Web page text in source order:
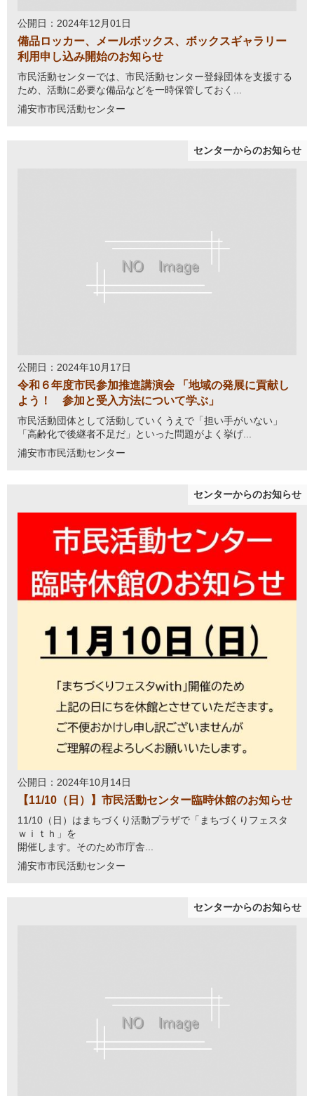
公開日：2024年12月01日
備品ロッカー、メールボックス、ボックスギャラリー
利用申し込み開始のお知らせ
市民活動センターでは、市民活動センター登録団体を支援する
ため、活動に必要な備品などを一時保管しておく...
浦安市市民活動センター
センターからのお知らせ
公開日：2024年10月17日
令和６年度市民参加推進講演会 「地域の発展に貢献し
よう！ 参加と受入方法について学ぶ」
市民活動団体として活動していくうえで「担い手がいない」
「高齢化で後継者不足だ」といった問題がよく挙げ...
浦安市市民活動センター
センターからのお知らせ
公開日：2024年10月14日
【11/10（日）】市民活動センター臨時休館のお知らせ
11/10（日）はまちづくり活動プラザで「まちづくりフェスタ
ｗｉｔｈ」を
開催します。そのため市庁舎...
浦安市市民活動センター
センターからのお知らせ